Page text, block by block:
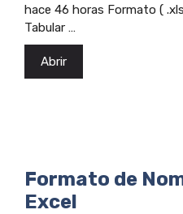
hace 46 horas Formato (
Tabular …
Abrir
Formato de
Excel